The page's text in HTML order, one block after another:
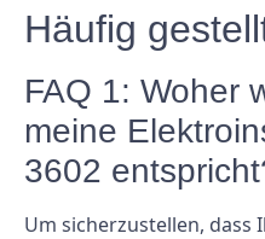
Häufig
FAQ 1: Woher
meine
3602
Um sicherzustellen, dass